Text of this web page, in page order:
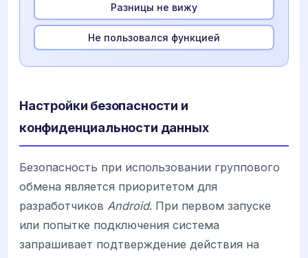
Разницы не вижу
Не пользовался функцией
Настройки безопасности и
конфиденциальности данных
Безопасность при использовании группового
обмена является приоритетом для
разработчиков Android. При первом запуске
или попытке подключения система
запрашивает подтверждение действия на